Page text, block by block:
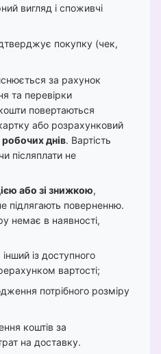
вигляд і споживчі
покупку (чек,
за рахунок
та перевірки
повертаються
або розрахунковий
днів. Вартість
післяплати не
або зі знижкою,
підлягають поверненню.
немає в наявності,
із доступного
вартості;
потрібного розміру
коштів за
на доставку.